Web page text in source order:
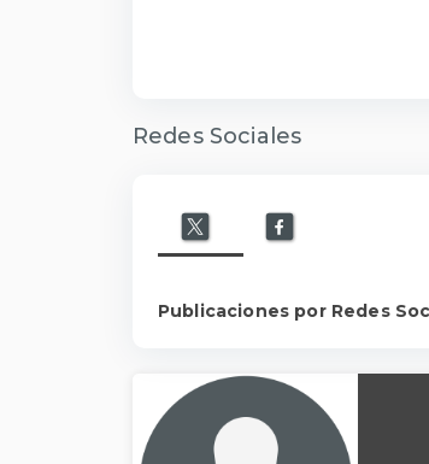
Redes Sociales
Publicaciones por Redes